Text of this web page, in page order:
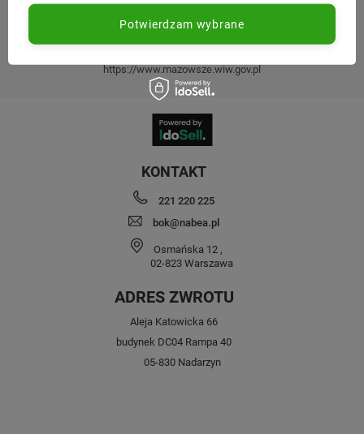
https://www.mazowsze.wiw.gov.pl
KONTAKT
221 220 225
bok@nabea.pl
Osmańska 12 ,
02-823 Warszawa
ADRES ZWROTU
Aleja Katowicka 66
budynek DC04 Rampa 40
05-830 Nadarzyn
Potwierdzam wybrane